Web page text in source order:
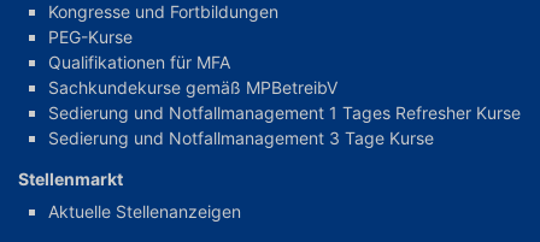
Kongresse und Fortbildungen
PEG-Kurse
Qualifikationen für MFA
Sachkundekurse gemäß MPBetreibV
Sedierung und Notfallmanagement 1 Tages Refresher Kurse
Sedierung und Notfallmanagement 3 Tage Kurse
Stellenmarkt
Aktuelle Stellenanzeigen